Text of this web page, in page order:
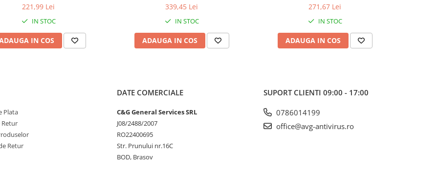
și pregătirea mașinilor
De asemenea,
existente pentru a maximiza
221,99 Lei
IN STOC
IN COS
339,45 Lei
IN STOC
ADAUGA IN COS
271,67 Lei
IN STOC
ADAUGA IN COS
Plata
Retur
Retur
DATE COMERCIALE
C&G General Services SRL
J08/2488/2007
RO22400695
Str. Prunului nr.16C
BOD, Brasov
SUPORT CLIENTI 09:00 - 17:00
0786014199
office@avg-antivirus.ro